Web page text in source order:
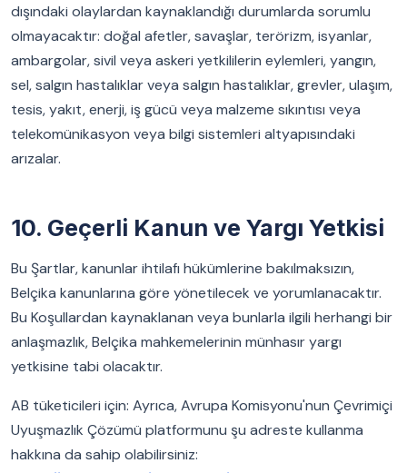
dışındaki olaylardan kaynaklandığı durumlarda sorumlu
olmayacaktır: doğal afetler, savaşlar, terörizm, isyanlar,
ambargolar, sivil veya askeri yetkililerin eylemleri, yangın,
sel, salgın hastalıklar veya salgın hastalıklar, grevler, ulaşım,
tesis, yakıt, enerji, iş gücü veya malzeme sıkıntısı veya
telekomünikasyon veya bilgi sistemleri altyapısındaki
arızalar.
10. Geçerli Kanun ve Yargı Yetkisi
Bu Şartlar, kanunlar ihtilafı hükümlerine bakılmaksızın,
Belçika kanunlarına göre yönetilecek ve yorumlanacaktır.
Bu Koşullardan kaynaklanan veya bunlarla ilgili herhangi bir
anlaşmazlık, Belçika mahkemelerinin münhasır yargı
yetkisine tabi olacaktır.
AB tüketicileri için: Ayrıca, Avrupa Komisyonu'nun Çevrimiçi
Uyuşmazlık Çözümü platformunu şu adreste kullanma
hakkına da sahip olabilirsiniz: